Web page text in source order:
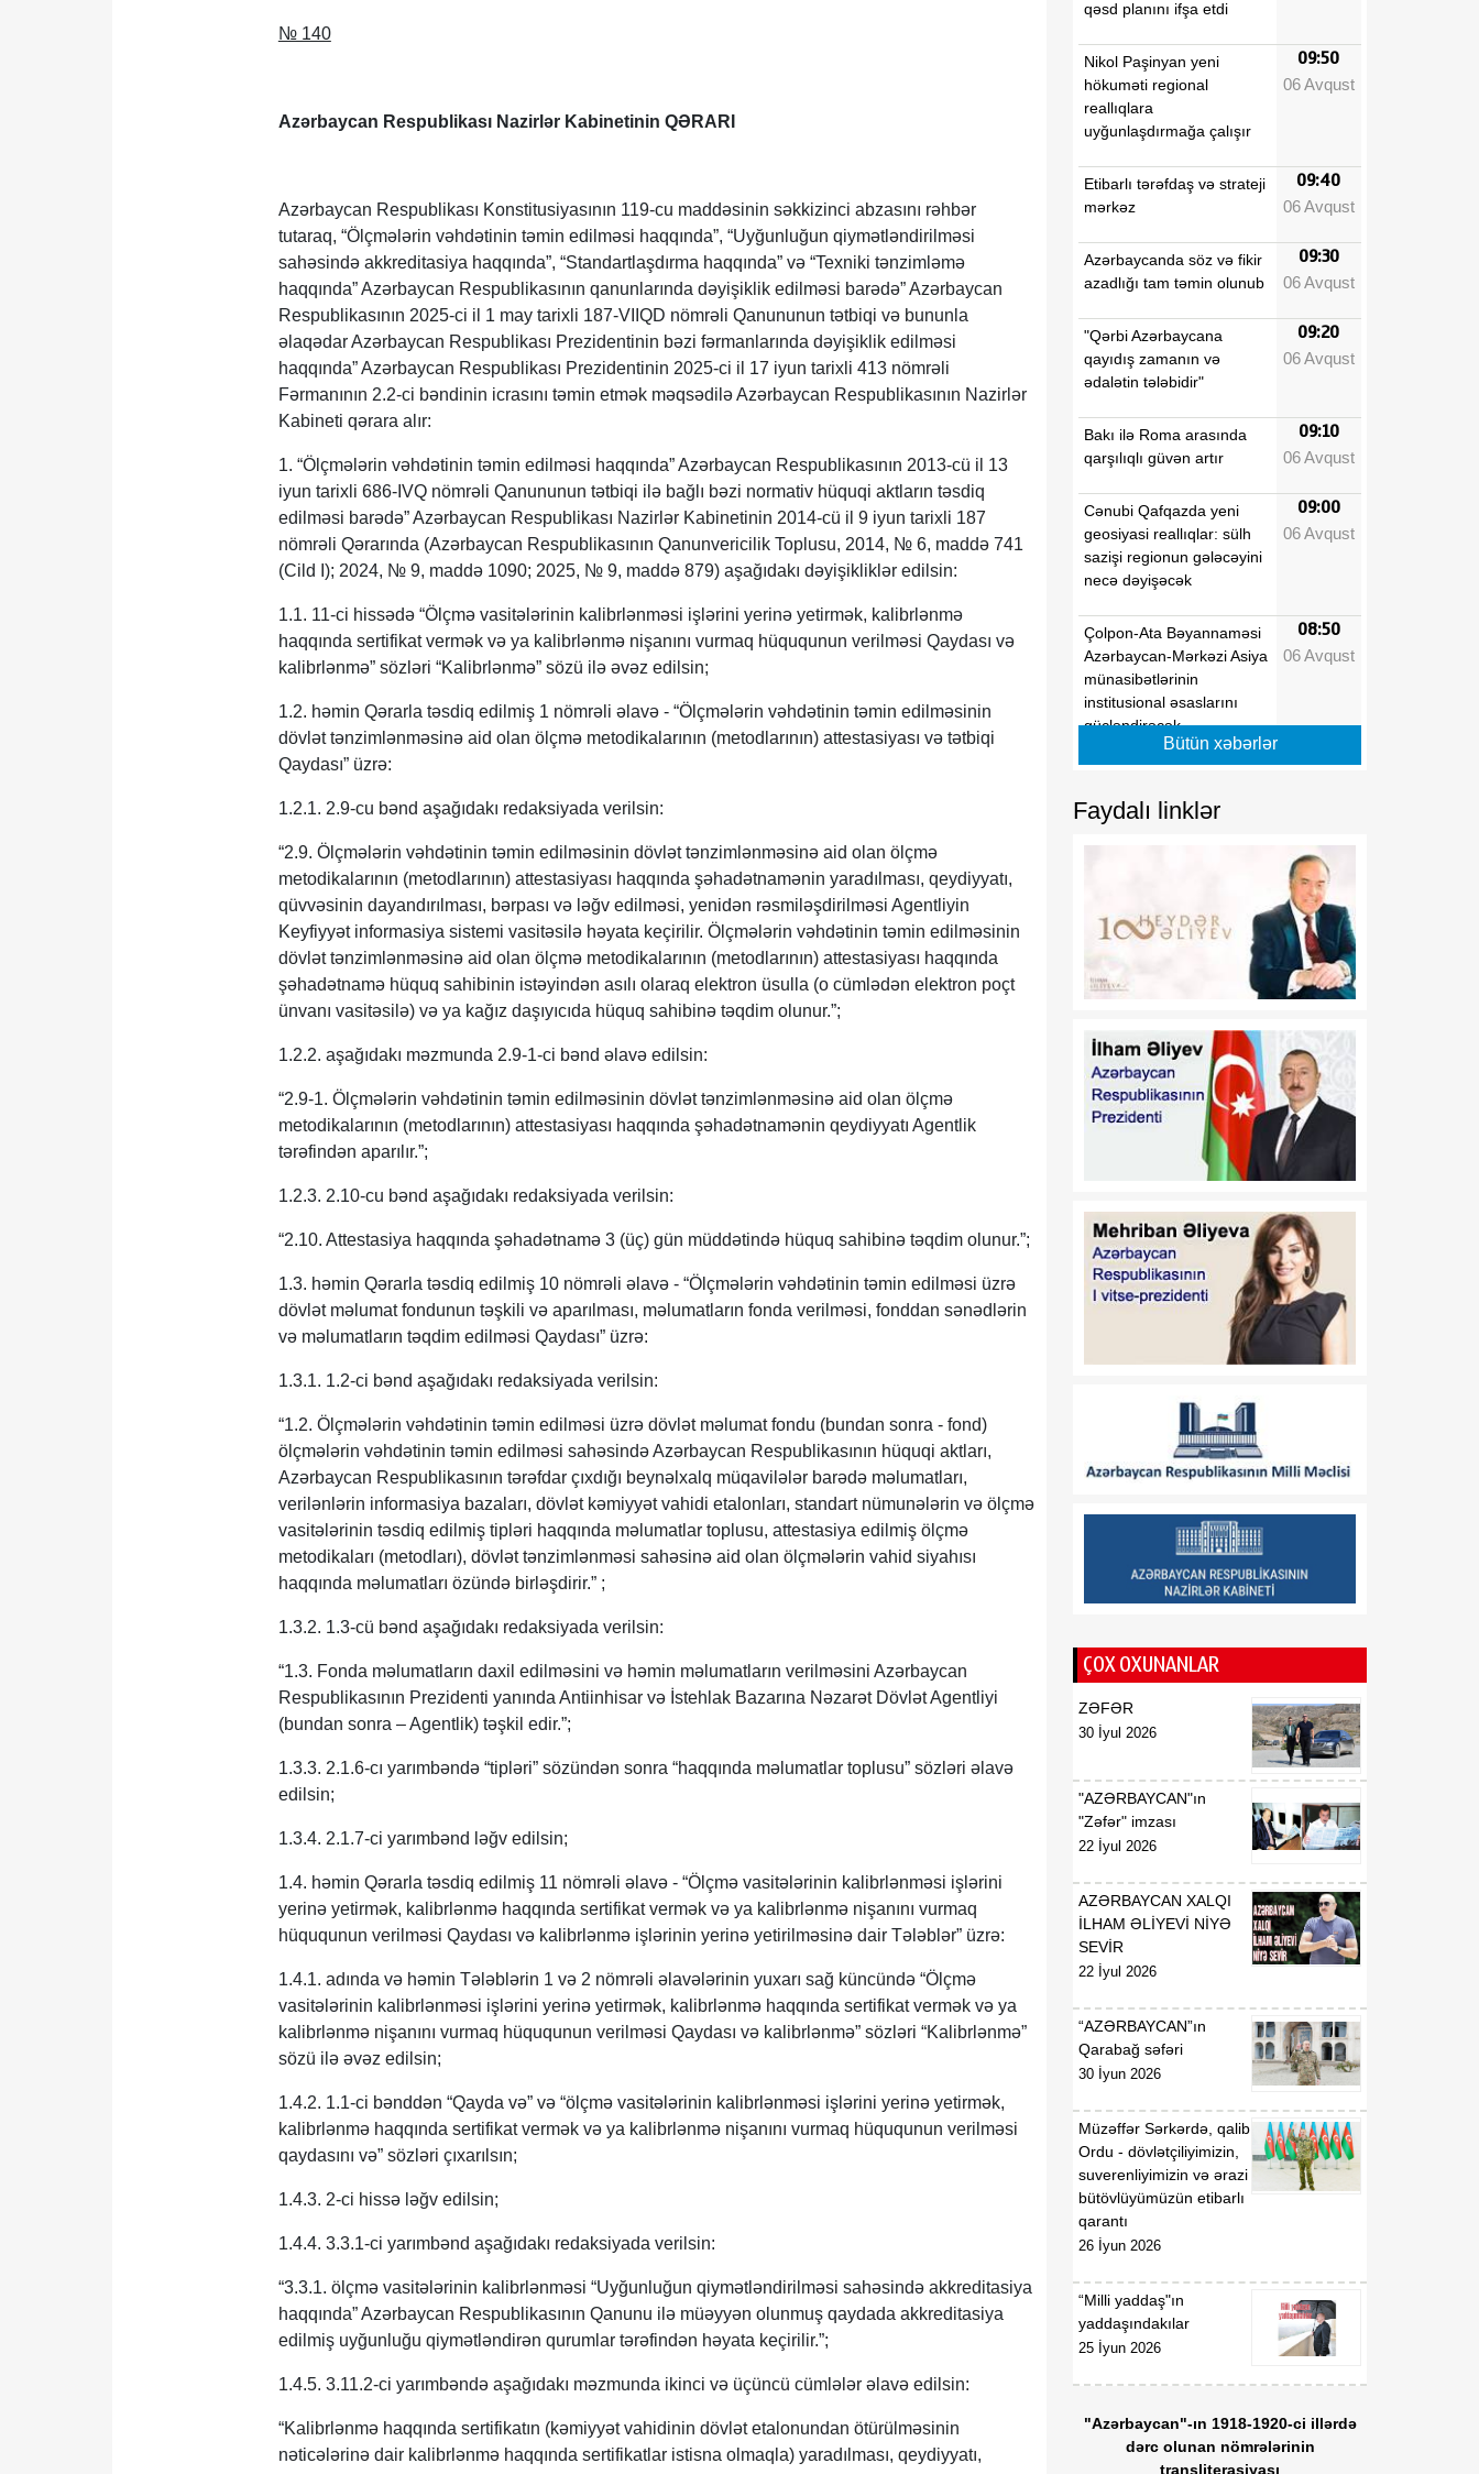
№ 140
Azərbaycan Respublikası Nazirlər Kabinetinin QƏRARI
Azərbaycan Respublikası Konstitusiyasının 119-cu maddəsinin səkkizinci abzasını rəhbər
tutaraq, “Ölçmələrin vəhdətinin təmin edilməsi haqqında”, “Uyğunluğun qiymətləndirilməsi
sahəsində akkreditasiya haqqında”, “Standartlaşdırma haqqında” və “Texniki tənzimləmə
haqqında” Azərbaycan Respublikasının qanunlarında dəyişiklik edilməsi barədə” Azərbaycan
Respublikasının 2025-ci il 1 may tarixli 187-VIIQD nömrəli Qanununun tətbiqi və bununla
əlaqədar Azərbaycan Respublikası Prezidentinin bəzi fərmanlarında dəyişiklik edilməsi
haqqında” Azərbaycan Respublikası Prezidentinin 2025-ci il 17 iyun tarixli 413 nömrəli
Fərmanının 2.2-ci bəndinin icrasını təmin etmək məqsədilə Azərbaycan Respublikasının Nazirlər
Kabineti qərara alır:
1. “Ölçmələrin vəhdətinin təmin edilməsi haqqında” Azərbaycan Respublikasının 2013-cü il 13
iyun tarixli 686-IVQ nömrəli Qanununun tətbiqi ilə bağlı bəzi normativ hüquqi aktların təsdiq
edilməsi barədə” Azərbaycan Respublikası Nazirlər Kabinetinin 2014-cü il 9 iyun tarixli 187
nömrəli Qərarında (Azərbaycan Respublikasının Qanunvericilik Toplusu, 2014, № 6, maddə 741
(Cild I); 2024, № 9, maddə 1090; 2025, № 9, maddə 879) aşağıdakı dəyişikliklər edilsin:
1.1. 11-ci hissədə “Ölçmə vasitələrinin kalibrlənməsi işlərini yerinə yetirmək, kalibrlənmə
haqqında sertifikat vermək və ya kalibrlənmə nişanını vurmaq hüququnun verilməsi Qaydası və
kalibrlənmə” sözləri “Kalibrlənmə” sözü ilə əvəz edilsin;
1.2. həmin Qərarla təsdiq edilmiş 1 nömrəli əlavə - “Ölçmələrin vəhdətinin təmin edilməsinin
dövlət tənzimlənməsinə aid olan ölçmə metodikalarının (metodlarının) attestasiyası və tətbiqi
Qaydası” üzrə:
1.2.1. 2.9-cu bənd aşağıdakı redaksiyada verilsin:
“2.9. Ölçmələrin vəhdətinin təmin edilməsinin dövlət tənzimlənməsinə aid olan ölçmə
metodikalarının (metodlarının) attestasiyası haqqında şəhadətnamənin yaradılması, qeydiyyatı,
qüvvəsinin dayandırılması, bərpası və ləğv edilməsi, yenidən rəsmiləşdirilməsi Agentliyin
Keyfiyyət informasiya sistemi vasitəsilə həyata keçirilir. Ölçmələrin vəhdətinin təmin edilməsinin
dövlət tənzimlənməsinə aid olan ölçmə metodikalarının (metodlarının) attestasiyası haqqında
şəhadətnamə hüquq sahibinin istəyindən asılı olaraq elektron üsulla (o cümlədən elektron poçt
ünvanı vasitəsilə) və ya kağız daşıyıcıda hüquq sahibinə təqdim olunur.”;
1.2.2. aşağıdakı məzmunda 2.9-1-ci bənd əlavə edilsin:
“2.9-1. Ölçmələrin vəhdətinin təmin edilməsinin dövlət tənzimlənməsinə aid olan ölçmə
metodikalarının (metodlarının) attestasiyası haqqında şəhadətnamənin qeydiyyatı Agentlik
tərəfindən aparılır.”;
1.2.3. 2.10-cu bənd aşağıdakı redaksiyada verilsin:
“2.10. Attestasiya haqqında şəhadətnamə 3 (üç) gün müddətində hüquq sahibinə təqdim olunur.”;
1.3. həmin Qərarla təsdiq edilmiş 10 nömrəli əlavə - “Ölçmələrin vəhdətinin təmin edilməsi üzrə
dövlət məlumat fondunun təşkili və aparılması, məlumatların fonda verilməsi, fonddan sənədlərin
və məlumatların təqdim edilməsi Qaydası” üzrə:
1.3.1. 1.2-ci bənd aşağıdakı redaksiyada verilsin:
“1.2. Ölçmələrin vəhdətinin təmin edilməsi üzrə dövlət məlumat fondu (bundan sonra - fond)
ölçmələrin vəhdətinin təmin edilməsi sahəsində Azərbaycan Respublikasının hüquqi aktları,
Azərbaycan Respublikasının tərəfdar çıxdığı beynəlxalq müqavilələr barədə məlumatları,
verilənlərin informasiya bazaları, dövlət kəmiyyət vahidi etalonları, standart nümunələrin və ölçmə
vasitələrinin təsdiq edilmiş tipləri haqqında məlumatlar toplusu, attestasiya edilmiş ölçmə
metodikaları (metodları), dövlət tənzimlənməsi sahəsinə aid olan ölçmələrin vahid siyahısı
haqqında məlumatları özündə birləşdirir.” ;
1.3.2. 1.3-cü bənd aşağıdakı redaksiyada verilsin:
“1.3. Fonda məlumatların daxil edilməsini və həmin məlumatların verilməsini Azərbaycan
Respublikasının Prezidenti yanında Antiinhisar və İstehlak Bazarına Nəzarət Dövlət Agentliyi
(bundan sonra – Agentlik) təşkil edir.”;
1.3.3. 2.1.6-cı yarımbəndə “tipləri” sözündən sonra “haqqında məlumatlar toplusu” sözləri əlavə
edilsin;
1.3.4. 2.1.7-ci yarımbənd ləğv edilsin;
1.4. həmin Qərarla təsdiq edilmiş 11 nömrəli əlavə - “Ölçmə vasitələrinin kalibrlənməsi işlərini
yerinə yetirmək, kalibrlənmə haqqında sertifikat vermək və ya kalibrlənmə nişanını vurmaq
hüququnun verilməsi Qaydası və kalibrlənmə işlərinin yerinə yetirilməsinə dair Tələblər” üzrə:
1.4.1. adında və həmin Tələblərin 1 və 2 nömrəli əlavələrinin yuxarı sağ küncündə “Ölçmə
vasitələrinin kalibrlənməsi işlərini yerinə yetirmək, kalibrlənmə haqqında sertifikat vermək və ya
kalibrlənmə nişanını vurmaq hüququnun verilməsi Qaydası və kalibrlənmə” sözləri “Kalibrlənmə”
sözü ilə əvəz edilsin;
1.4.2. 1.1-ci bənddən “Qayda və” və “ölçmə vasitələrinin kalibrlənməsi işlərini yerinə yetirmək,
kalibrlənmə haqqında sertifikat vermək və ya kalibrlənmə nişanını vurmaq hüququnun verilməsi
qaydasını və” sözləri çıxarılsın;
1.4.3. 2-ci hissə ləğv edilsin;
1.4.4. 3.3.1-ci yarımbənd aşağıdakı redaksiyada verilsin:
“3.3.1. ölçmə vasitələrinin kalibrlənməsi “Uyğunluğun qiymətləndirilməsi sahəsində akkreditasiya
haqqında” Azərbaycan Respublikasının Qanunu ilə müəyyən olunmuş qaydada akkreditasiya
edilmiş uyğunluğu qiymətləndirən qurumlar tərəfindən həyata keçirilir.”;
1.4.5. 3.11.2-ci yarımbəndə aşağıdakı məzmunda ikinci və üçüncü cümlələr əlavə edilsin:
“Kalibrlənmə haqqında sertifikatın (kəmiyyət vahidinin dövlət etalonundan ötürülməsinin
nəticələrinə dair kalibrlənmə haqqında sertifikatlar istisna olmaqla) yaradılması, qeydiyyatı,
qəsd planını ifşa etdi
Nikol Paşinyan yeni
hökuməti regional
reallıqlara
uyğunlaşdırmağa çalışır
09:50
06 Avqust
Etibarlı tərəfdaş və strateji
mərkəz
09:40
06 Avqust
Azərbaycanda söz və fikir
azadlığı tam təmin olunub
09:30
06 Avqust
"Qərbi Azərbaycana
qayıdış zamanın və
ədalətin tələbidir"
09:20
06 Avqust
Bakı ilə Roma arasında
qarşılıqlı güvən artır
09:10
06 Avqust
Cənubi Qafqazda yeni
geosiyasi reallıqlar: sülh
sazişi regionun gələcəyini
necə dəyişəcək
09:00
06 Avqust
Çolpon-Ata Bəyannaməsi
Azərbaycan-Mərkəzi Asiya
münasibətlərinin
institusional əsaslarını
gücləndirəcək
08:50
06 Avqust
dəyişmir:
etməkdə maraqlıdır"
08:30
06 Avqust
Azərbaycan önə keçir 08:20
06 Avqust
Möhkəmlənən strateji
tərəfdaşlıq, dərinləşən
iqtisadi inteqrasiya
06 Avqust
AĞIR DAŞLI
08:00
06 Avqust
Bütün xəbərlər
Faydalı linklər
ÇOX OXUNANLAR
ZƏFƏR
30 İyul 2026
"AZƏRBAYCAN"ın
"Zəfər" imzası
22 İyul 2026
AZƏRBAYCAN XALQI
İLHAM ƏLİYEVİ NİYƏ
SEVİR
22 İyul 2026
“AZƏRBAYCAN”ın
Qarabağ səfəri
30 İyun 2026
Müzəffər Sərkərdə, qalib
Ordu - dövlətçiliyimizin,
suverenliyimizin və ərazi
bütövlüyümüzün etibarlı
qarantı
26 İyun 2026
“Milli yaddaş"ın
yaddaşındakılar
25 İyun 2026
"Azərbaycan"-ın 1918-1920-ci illərdə
dərc olunan nömrələrinin
transliterasiyası